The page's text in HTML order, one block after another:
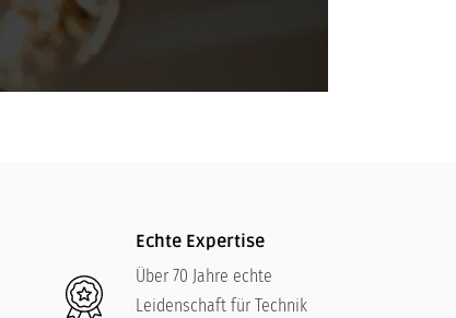
Echte Expertise
Über 70 Jahre echte
Leidenschaft für Technik